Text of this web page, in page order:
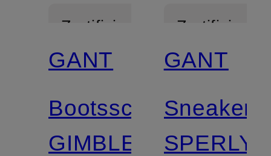
Zertifiziert
GANT
Bootsschuhe
GIMBLE
Zertifiziert
GANT
Sneaker
SPERLY